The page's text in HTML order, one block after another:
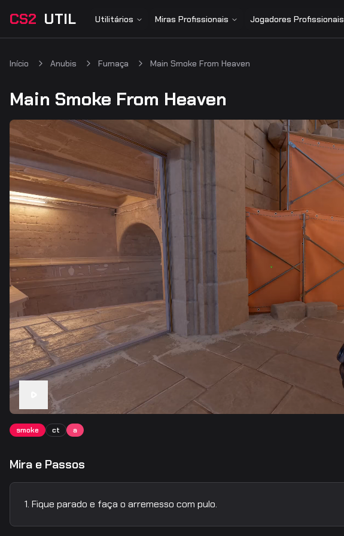
CS2 UTIL Utilitários Miras Profissionais Jogadores Profissionais
Início Anubis Fumaça Main Smoke From Heaven
Main Smoke From Heaven
smoke ct a
Mira e Passos
Fique parado e faça o arremesso com pulo.